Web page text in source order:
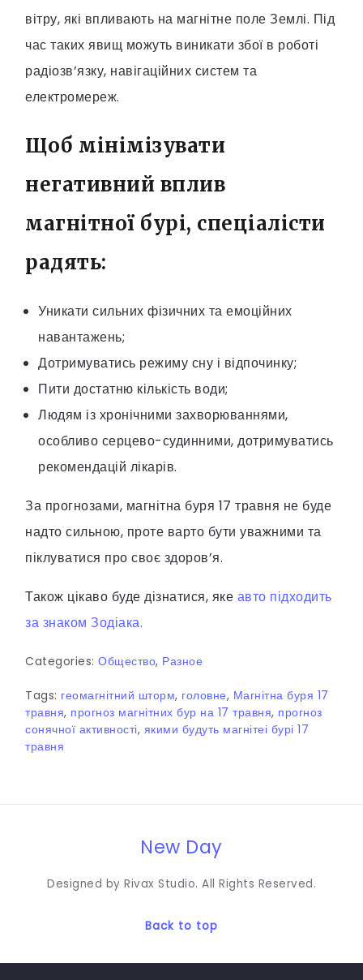
вітру, які впливають на магнітне поле Землі. Під
час таких явищ можуть виникати збої в роботі
радіозв’язку, навігаційних систем та
електромереж.
Щоб мінімізувати
негативний вплив
магнітної бурі, спеціалісти
радять:
Уникати сильних фізичних та емоційних
навантажень;
Дотримуватись режиму сну і відпочинку;
Пити достатню кількість води;
Людям із хронічними захворюваннями,
особливо серцево-судинними, дотримуватись
рекомендацій лікарів.
За прогнозами, магнітна буря 17 травня не буде
надто сильною, проте варто бути уважними та
піклуватися про своє здоров’я.
Також цікаво буде дізнатися, яке авто підходить
за знаком Зодіака.
Categories: Общество, Разное
Tags: геомагнітний шторм, головне, Магнітна буря 17
травня, прогноз магнітних бур на 17 травня, прогноз
сонячної активності, якими будуть магнітеі бурі 17
травня
New Day
Designed by Rivax Studio. All Rights Reserved.
Back to top